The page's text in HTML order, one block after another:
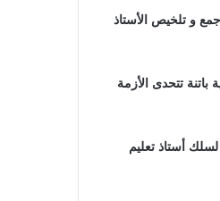
جمع و تلخيص الأستاذ
باتنة تتحدى الأزمة
أستاذ تعليم